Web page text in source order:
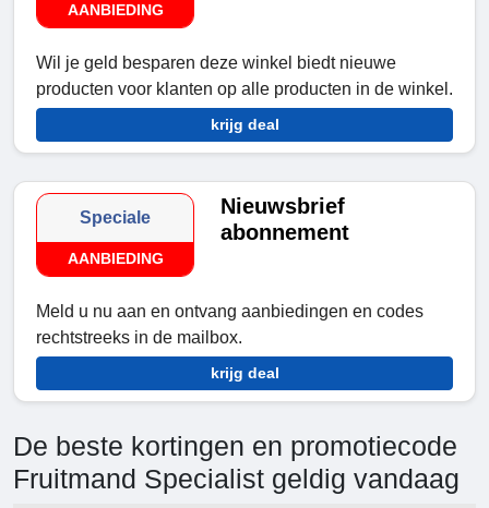
AANBIEDING
Wil je geld besparen deze winkel biedt nieuwe
producten voor klanten op alle producten in de winkel.
krijg deal
Speciale
AANBIEDING
Nieuwsbrief
abonnement
Meld u nu aan en ontvang aanbiedingen en codes
rechtstreeks in de mailbox.
krijg deal
De beste kortingen en promotiecode
Fruitmand Specialist geldig vandaag